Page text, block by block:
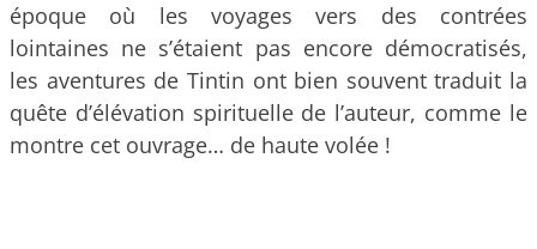
époque où les voyages vers des contrées
lointaines ne s’étaient pas encore démocratisés,
les aventures de Tintin ont bien souvent traduit la
quête d’élévation spirituelle de l’auteur, comme le
montre cet ouvrage… de haute volée !